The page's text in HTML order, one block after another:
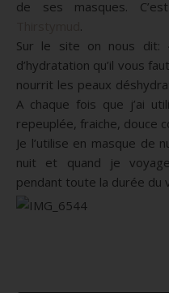
de ses masques.
.
Sur le site on nous dit:
d’hydratation qu’il vous
nourrit les peaux
A chaque fois que j’ai
repeuplée, fraiche, douce
Je l’utilise en masque de
nuit et quand je
pendant toute la durée du